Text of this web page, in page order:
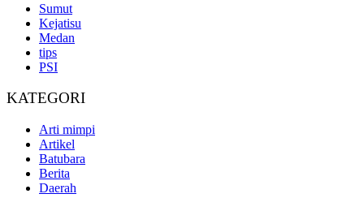
Sumut
Kejatisu
Medan
tips
PSI
KATEGORI
Arti mimpi
Artikel
Batubara
Berita
Daerah